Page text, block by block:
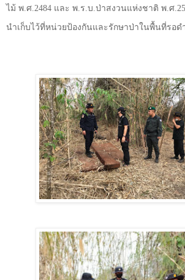
ไม้ พ.ศ. 2484 และ พ.ร.บ.ป่าสงวนแห่งชาติ พ.ศ.
นำเก็บไว้ที่หน่วยป้องกันและรักษาป่าในพื้นที่รอด